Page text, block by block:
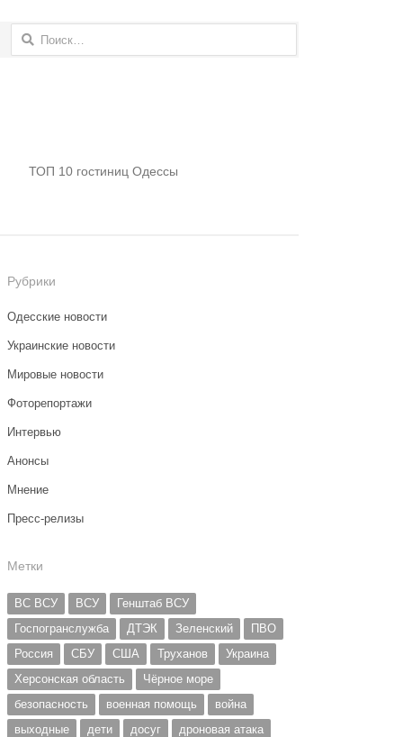
Найти:
ТОП 10 гостиниц Одессы
Рубрики
Одесские новости
Украинские новости
Мировые новости
Фоторепортажи
Интервью
Анонсы
Мнение
Пресс-релизы
Метки
ВС ВСУ ВСУ
Генштаб ВСУ
Госпогранслужба
ДТЭК Зеленский
ПВО
Россия
СБУ США Труханов
Украина
Херсонская область
Чёрное море
безопасность
военная помощь
война
выходные
дети досуг
дроновая атака